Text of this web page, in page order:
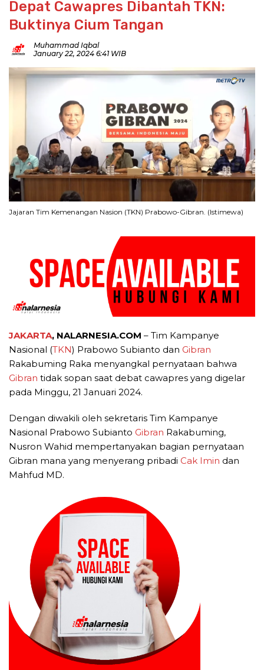
Depat Cawapres Dibantah TKN:
Buktinya Cium Tangan
Muhammad Iqbal
January 22, 2024 6:41 WIB
Jajaran Tim Kemenangan Nasion (TKN) Prabowo-Gibran. (Istimewa)
JAKARTA, NALARNESIA.COM – Tim Kampanye
Nasional (TKN) Prabowo Subianto dan Gibran
Rakabuming Raka menyangkal pernyataan bahwa
Gibran tidak sopan saat debat cawapres yang digelar
pada Minggu, 21 Januari 2024.
Dengan diwakili oleh sekretaris Tim Kampanye
Nasional Prabowo Subianto Gibran Rakabuming,
Nusron Wahid mempertanyakan bagian pernyataan
Gibran mana yang menyerang pribadi Cak Imin dan
Mahfud MD.